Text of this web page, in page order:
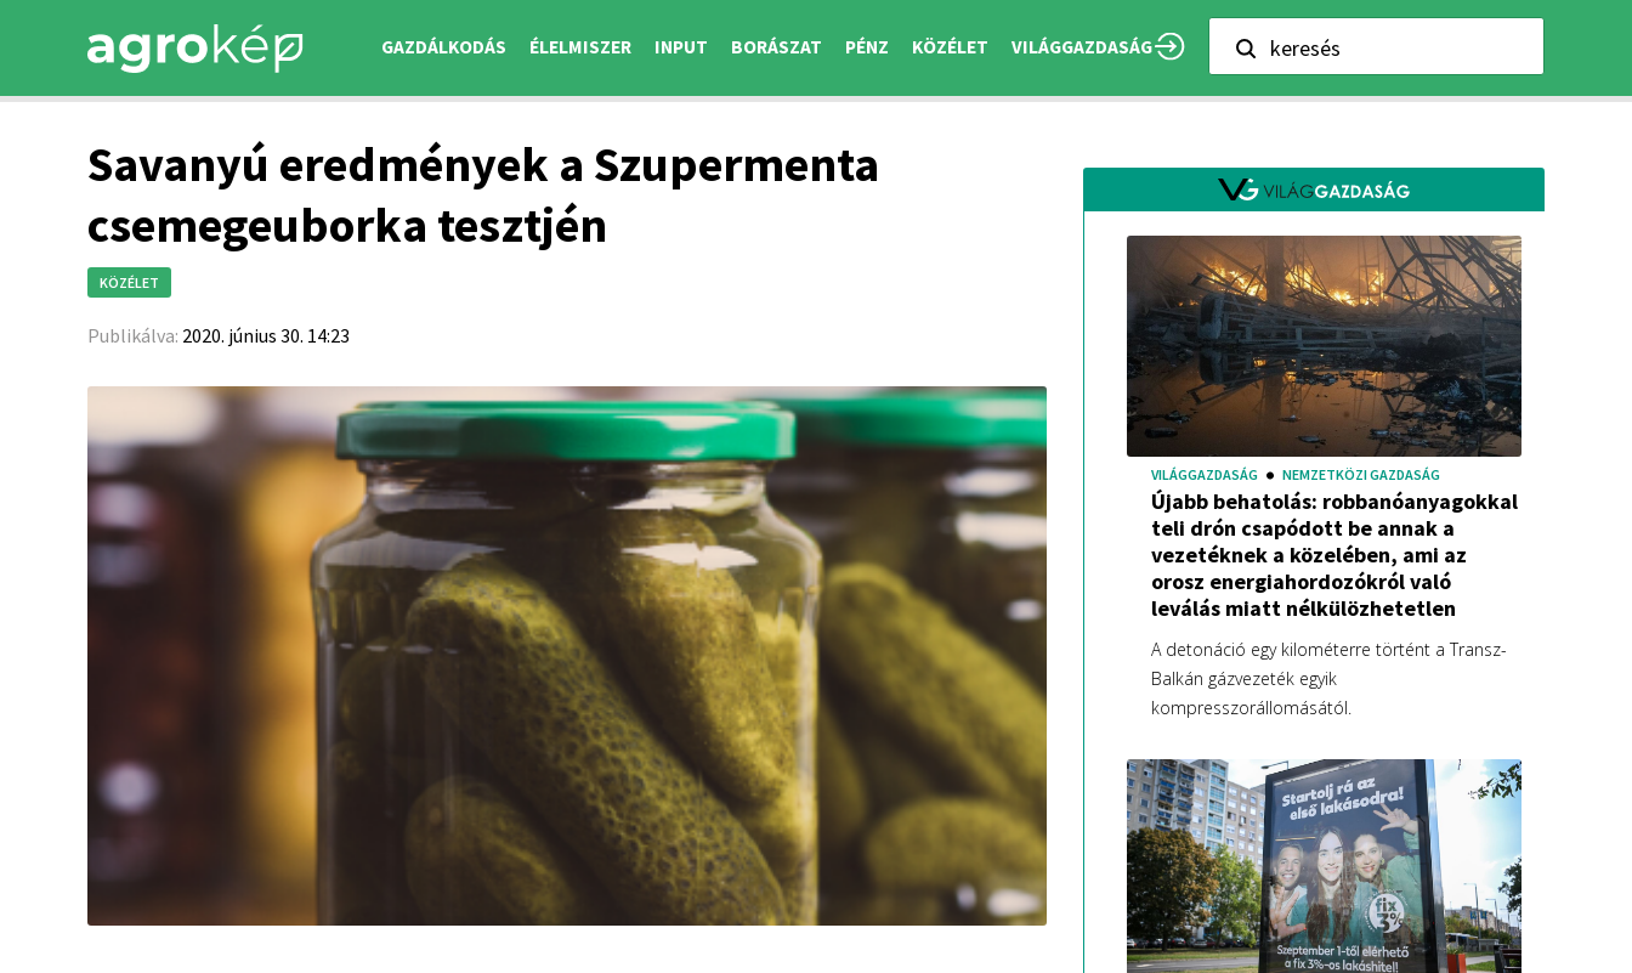
GAZDÁLKODÁS ÉLELMISZER INPUT BORÁSZAT PÉNZ KÖZÉLET VILÁGGAZDASÁG keresés
Savanyú eredmények a Szupermenta
csemegeuborka tesztjén
KÖZÉLET
Publikálva: 2020. június 30. 14:23
VILÁGGAZDASÁG NEMZETKÖZI GAZDASÁG
Újabb behatolás: robbanóanyagokkal
teli drón csapódott be annak a
vezetéknek a közelében, ami az
orosz energiahordozókról való
leválás miatt nélkülözhetetlen
A detonáció egy kilométerre történt a Transz-
Balkán gázvezeték egyik
kompresszorállomásától.